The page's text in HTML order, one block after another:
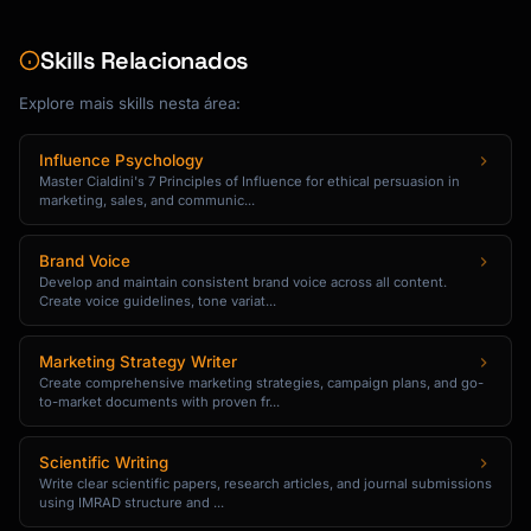
You?
1. Introduction
2. Overview of Option A
3. Overview of Option B
4. Feature comparison table
5. Use cases for each
7. Conclusion
```
## Social Media Templates
### LinkedIn Post
```
[Hook - bold statement or question]
[Line break]
Skills Relacionados
Explore mais skills nesta área:
Influence Psychology
Master Cialdini's 7 Principles of Influence for ethical persuasion in
marketing, sales, and communic...
Brand Voice
Develop and maintain consistent brand voice across all content.
Create voice guidelines, tone variat...
Marketing Strategy Writer
Create comprehensive marketing strategies, campaign plans, and go-
to-market documents with proven fr...
Scientific Writing
Write clear scientific papers, research articles, and journal submissions
using IMRAD structure and ...